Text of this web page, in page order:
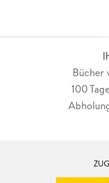
Bücher
100